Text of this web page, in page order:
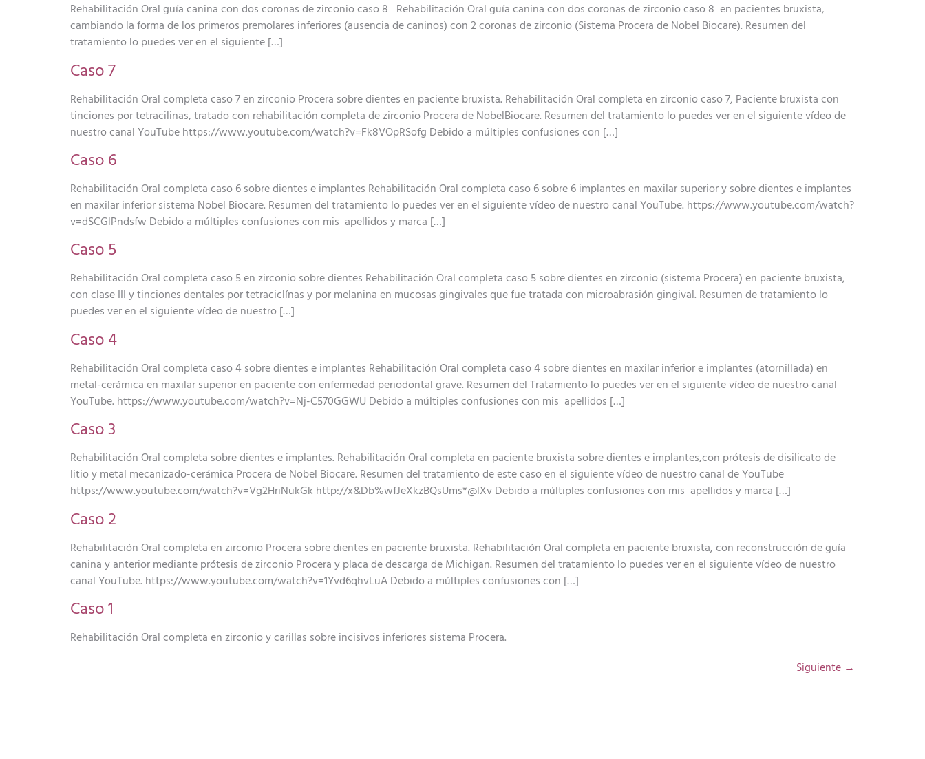
Rehabilitación Oral guía canina con dos coronas de zirconio caso 8 Rehabilitación Oral guía canina con dos coronas de zirconio caso 8 en pacientes bruxista,
cambiando la forma de los primeros premolares inferiores (ausencia de caninos) con 2 coronas de zirconio (Sistema Procera de Nobel Biocare). Resumen del
tratamiento lo puedes ver en el siguiente […]
Caso 7
Rehabilitación Oral completa caso 7 en zirconio Procera sobre dientes en paciente bruxista. Rehabilitación Oral completa en zirconio caso 7, Paciente bruxista con
tinciones por tetracilinas, tratado con rehabilitación completa de zirconio Procera de NobelBiocare. Resumen del tratamiento lo puedes ver en el siguiente vídeo de
nuestro canal YouTube https://www.youtube.com/watch?v=Fk8VOpRSofg Debido a múltiples confusiones con […]
Caso 6
Rehabilitación Oral completa caso 6 sobre dientes e implantes Rehabilitación Oral completa caso 6 sobre 6 implantes en maxilar superior y sobre dientes e implantes
en maxilar inferior sistema Nobel Biocare. Resumen del tratamiento lo puedes ver en el siguiente vídeo de nuestro canal YouTube. https://www.youtube.com/watch?
v=dSCGlPndsfw Debido a múltiples confusiones con mis apellidos y marca […]
Caso 5
Rehabilitación Oral completa caso 5 en zirconio sobre dientes Rehabilitación Oral completa caso 5 sobre dientes en zirconio (sistema Procera) en paciente bruxista,
con clase III y tinciones dentales por tetraciclínas y por melanina en mucosas gingivales que fue tratada con microabrasión gingival. Resumen de tratamiento lo
puedes ver en el siguiente vídeo de nuestro […]
Caso 4
Rehabilitación Oral completa caso 4 sobre dientes e implantes Rehabilitación Oral completa caso 4 sobre dientes en maxilar inferior e implantes (atornillada) en
metal-cerámica en maxilar superior en paciente con enfermedad periodontal grave. Resumen del Tratamiento lo puedes ver en el siguiente vídeo de nuestro canal
YouTube. https://www.youtube.com/watch?v=Nj-C570GGWU Debido a múltiples confusiones con mis apellidos […]
Caso 3
Rehabilitación Oral completa sobre dientes e implantes. Rehabilitación Oral completa en paciente bruxista sobre dientes e implantes,con prótesis de disilicato de
litio y metal mecanizado-cerámica Procera de Nobel Biocare. Resumen del tratamiento de este caso en el siguiente vídeo de nuestro canal de YouTube
https://www.youtube.com/watch?v=Vg2HriNukGk http://x&Db%wfJeXkzBQsUms*@lXv Debido a múltiples confusiones con mis apellidos y marca […]
Caso 2
Rehabilitación Oral completa en zirconio Procera sobre dientes en paciente bruxista. Rehabilitación Oral completa en paciente bruxista, con reconstrucción de guía
canina y anterior mediante prótesis de zirconio Procera y placa de descarga de Michigan. Resumen del tratamiento lo puedes ver en el siguiente vídeo de nuestro
canal YouTube. https://www.youtube.com/watch?v=1Yvd6qhvLuA Debido a múltiples confusiones con […]
Caso 1
Rehabilitación Oral completa en zirconio y carillas sobre incisivos inferiores sistema Procera.
Siguiente →